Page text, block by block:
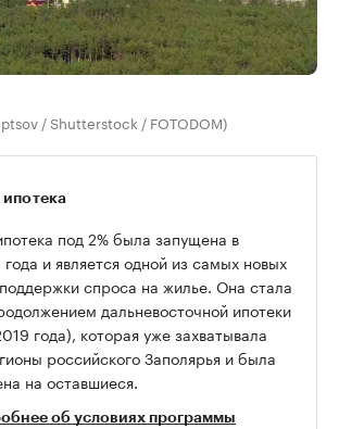
/ Shutterstock / FOTODOM)
под 2% была запущена в
и является одной из самых новых
спроса на жилье. Она стала
дальневосточной ипотеки
года), которая уже захватывала
российского Заполярья и была
на оставшиеся.
об условиях программы